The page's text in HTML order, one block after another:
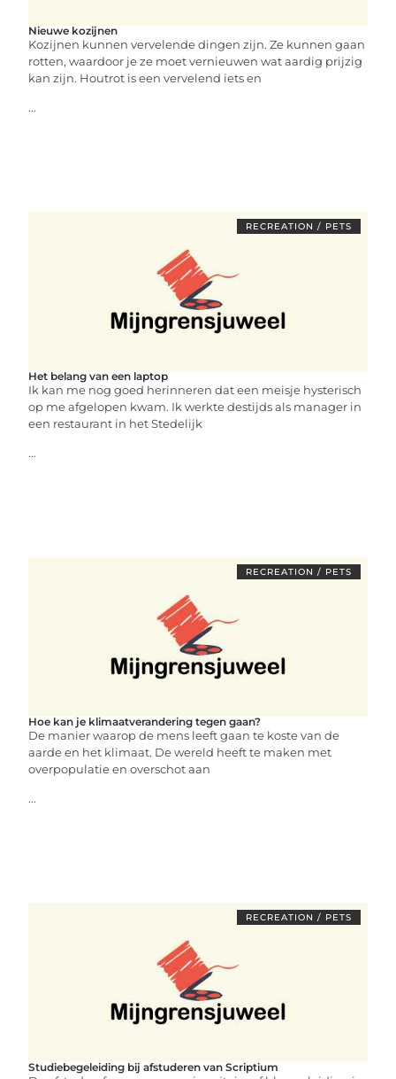
Nieuwe kozijnen
Kozijnen kunnen vervelende dingen zijn. Ze kunnen gaan
rotten, waardoor je ze moet vernieuwen wat aardig prijzig
kan zijn. Houtrot is een vervelend iets en
...
RECREATION / PETS
Het belang van een laptop
Ik kan me nog goed herinneren dat een meisje hysterisch
op me afgelopen kwam. Ik werkte destijds als manager in
een restaurant in het Stedelijk
...
RECREATION / PETS
Hoe kan je klimaatverandering tegen gaan?
De manier waarop de mens leeft gaan te koste van de
aarde en het klimaat. De wereld heeft te maken met
overpopulatie en overschot aan
...
RECREATION / PETS
Studiebegeleiding bij afstuderen van Scriptium